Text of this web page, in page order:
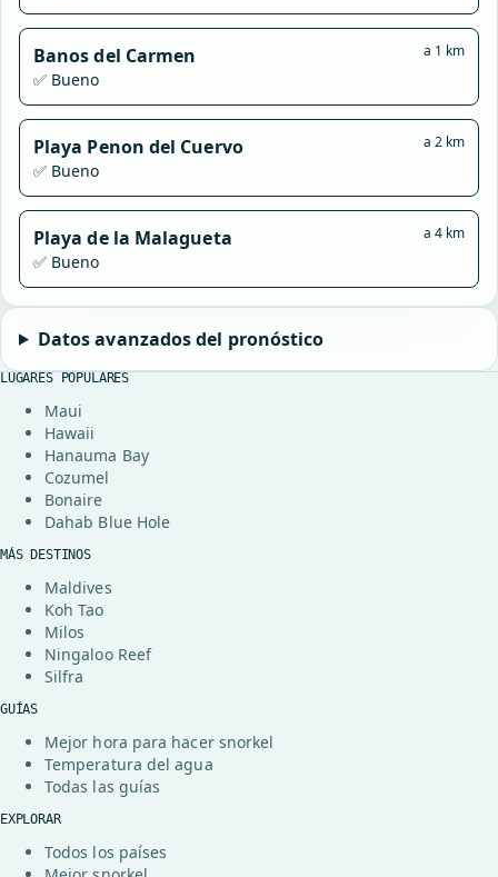
Banos del Carmen a 1 km
✅ Bueno
Playa Penon del Cuervo a 2 km
✅ Bueno
Playa de la Malagueta a 4 km
✅ Bueno
Datos avanzados del pronóstico
LUGARES POPULARES
Maui
Hawaii
Hanauma Bay
Cozumel
Bonaire
Dahab Blue Hole
MÁS DESTINOS
Maldives
Koh Tao
Milos
Ningaloo Reef
Silfra
GUÍAS
Mejor hora para hacer snorkel
Temperatura del agua
Todas las guías
EXPLORAR
Todos los países